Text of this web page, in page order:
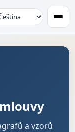
a vzorů